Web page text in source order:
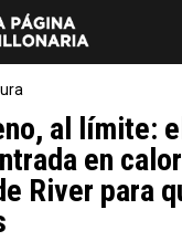
al límite:
en
River para